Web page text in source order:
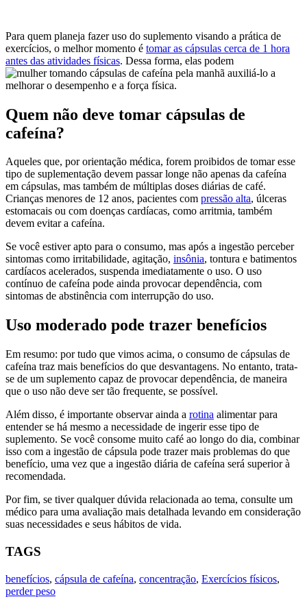
Para quem planeja fazer uso do suplemento visando a prática de
exercícios, o melhor momento é tomar as cápsulas cerca de 1 hora
antes das atividades físicas. Dessa forma, elas podem
auxiliá-lo a
melhorar o desempenho e a força física.
Quem não deve tomar cápsulas de
cafeína?
Aqueles que, por orientação médica, forem proibidos de tomar esse
tipo de suplementação devem passar longe não apenas da cafeína
em cápsulas, mas também de múltiplas doses diárias de café.
Crianças menores de 12 anos, pacientes com pressão alta, úlceras
estomacais ou com doenças cardíacas, como arritmia, também
devem evitar a cafeína.
Se você estiver apto para o consumo, mas após a ingestão perceber
sintomas como irritabilidade, agitação, insônia, tontura e batimentos
cardíacos acelerados, suspenda imediatamente o uso. O uso
contínuo de cafeína pode ainda provocar dependência, com
sintomas de abstinência com interrupção do uso.
Uso moderado pode trazer benefícios
Em resumo: por tudo que vimos acima, o consumo de cápsulas de
cafeína traz mais benefícios do que desvantagens. No entanto, trata-
se de um suplemento capaz de provocar dependência, de maneira
que o uso não deve ser tão frequente, se possível.
Além disso, é importante observar ainda a rotina alimentar para
entender se há mesmo a necessidade de ingerir esse tipo de
suplemento. Se você consome muito café ao longo do dia, combinar
isso com a ingestão de cápsula pode trazer mais problemas do que
benefício, uma vez que a ingestão diária de cafeína será superior à
recomendada.
Por fim, se tiver qualquer dúvida relacionada ao tema, consulte um
médico para uma avaliação mais detalhada levando em consideração
suas necessidades e seus hábitos de vida.
TAGS
benefícios, cápsula de cafeína, concentração, Exercícios físicos,
perder peso